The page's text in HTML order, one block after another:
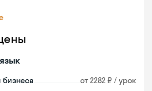
бизнеса от 2282 ₽ / урок